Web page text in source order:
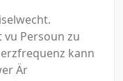
Persoun zu
kann
Är